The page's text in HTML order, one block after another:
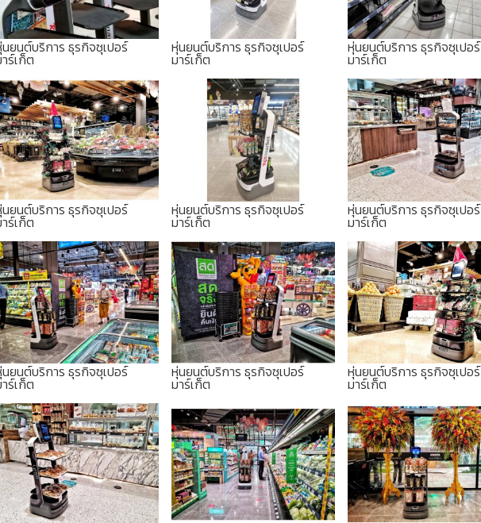
ยนต์บริการ ธุรกิจซุเปอร์
ร์เก็ต
ยนต์บริการ ธุรกิจซุเปอร์
ร์เก็ต
ยนต์บริการ ธุรกิจซุเปอร์
ร์เก็ต
หุ่นยนต์บริการ ธุรกิจซุเปอร์
มาร์เก็ต
หุ่นยนต์บริการ ธุรกิจซุเปอร์
มาร์เก็ต
หุ่นยนต์บริการ ธุรกิจซุเปอร์
มาร์เก็ต
หุ่นยนต์บริการ ธุรกิจซุเปอร์
มาร์เก็ต
หุ่นยนต์บริการ ธุรกิจซุเปอร์
มาร์เก็ต
หุ่นยนต์บริการ ธุรกิจซุเปอร์
มาร์เก็ต